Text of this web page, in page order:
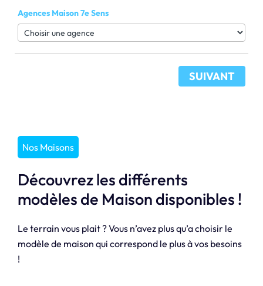
Agences Maison 7e Sens
SUIVANT
Nos Maisons
Découvrez les différents
modèles de Maison disponibles !
Le terrain vous plait ? Vous n’avez plus qu’a choisir le
modèle de maison qui correspond le plus à vos besoins
!